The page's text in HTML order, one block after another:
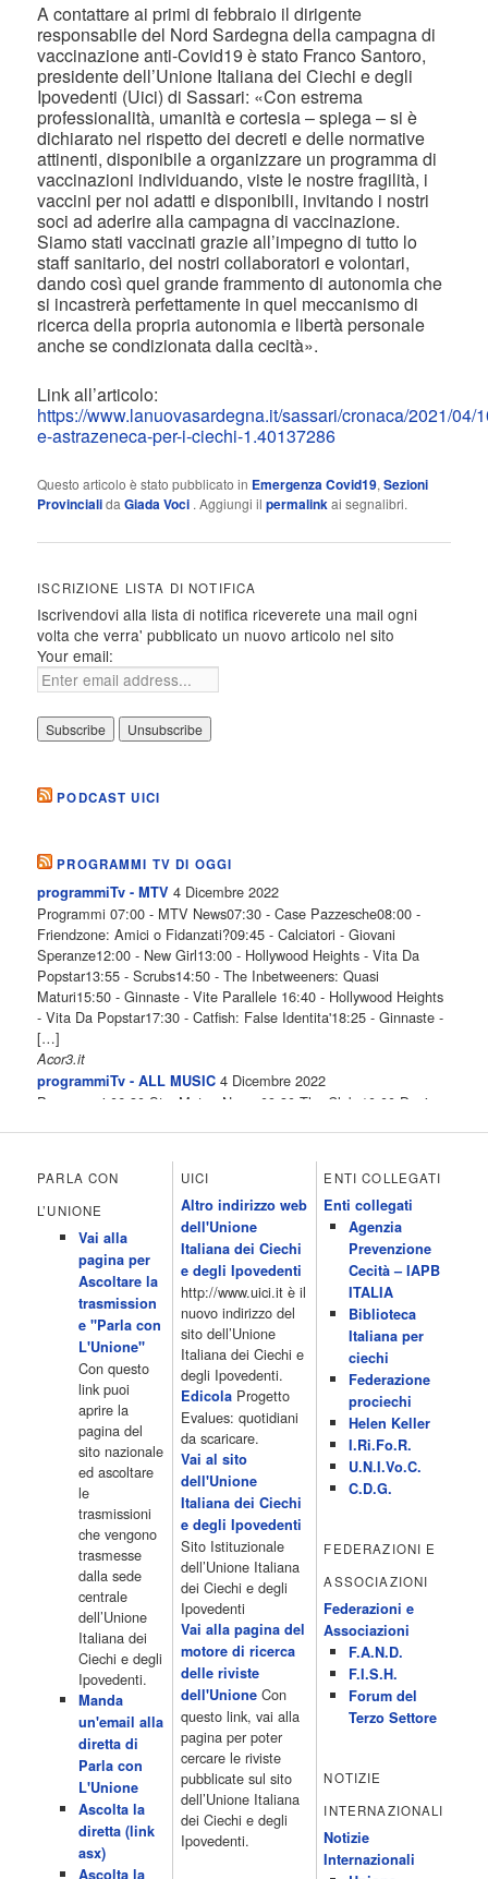
A contattare ai primi di febbraio il dirigente
responsabile del Nord Sardegna della campagna di
vaccinazione anti-Covid19 è stato Franco Santoro,
presidente dell’Unione Italiana dei Ciechi e degli
Ipovedenti (Uici) di Sassari: «Con estrema
professionalità, umanità e cortesia – spiega – si è
dichiarato nel rispetto dei decreti e delle normative
attinenti, disponibile a organizzare un programma di
vaccinazioni individuando, viste le nostre fragilità, i
vaccini per noi adatti e disponibili, invitando i nostri
soci ad aderire alla campagna di vaccinazione.
Siamo stati vaccinati grazie all’impegno di tutto lo
staff sanitario, dei nostri collaboratori e volontari,
dando così quel grande frammento di autonomia che
si incastrerà perfettamente in quel meccanismo di
ricerca della propria autonomia e libertà personale
anche se condizionata dalla cecità».
Link all’articolo:
https://www.lanuovasardegna.it/sassari/cronaca/2021/04/
e-astrazeneca-per-i-ciechi-1.40137286
Questo articolo è stato pubblicato in Emergenza Covid19,Sezioni
ProvincialidaGiada Voci . Aggiungi ilpermalinkai segnalibri.
ISCRIZIONE LISTA DI NOTIFICA
Iscrivendovi alla lista di notifica riceverete una mail ogni
volta che verra' pubblicato un nuovo articolo nel sito
Your email:
PODCAST UICI
PROGRAMMI TV DI OGGI
programmiTv - MTV 4 Dicembre 2022
Programmi 07:00 - MTV News07:30 - Case Pazzesche08:00 -
Friendzone: Amici o Fidanzati?09:45 - Calciatori - Giovani
Speranze12:00 - New Girl13:00 - Hollywood Heights - Vita Da
Popstar13:55 - Scrubs14:50 - The Inbetweeners: Quasi
Maturi15:50 - Ginnaste - Vite Parallele 16:40 - Hollywood Heights
- Vita Da Popstar17:30 - Catfish: False Identita'18:25 - Ginnaste -
[…]
Acor3.it
programmiTv - ALL MUSIC 4 Dicembre 2022
Programmi 06.30 Star.Meteo.News 09.30 The Club 10.00 Deejay
All News 16.05 Rotazione musicale 19.00 All News 19.05 The
Club 19.30 19.30 Human Guinea Pigs 20.00 Inbox 21.00 Code
Monkeys 21.30 Sons of Butcher […]
programmiTv - ITALIA 1 4 Dicembre 2022
Programmi 06.35 Cartoni Animati 09.05 Telefilm:Starsky & Hutch
10.10 Telefilm:Supercar 12.15 12.15 Secondo voi 12.25 Studio
Aperto 13.00 Studio Sport 13.40 Cartoni animati 14.30 I Simpson
15.00 Telefilm:Paso adelante 15.55 15.55 Telefilm:Wildfire 16.50
Cartoni animati 18.30 Studio Aperto 19.05 Don Luca c'� 19.35
19.35 Medici miei 20.05 Camera caf� 20.30 La ruota della
fortuna 21.10 […]
Acor3.it
programmiTv - LA 7
4 Dicembre 2022
Programmi 06:00 - Tg La7/meteo/oroscopo/traffico06:55 - Movie
Flash07:00 - Omnibus ? Rassegna stampa07:30 - Tg La707:50 -
Omnibus09:50 - Coffee Break11:00 - L?aria che tira12:25 - I
men� di Benedetta13:30 - Tg La714:00 - Tg La7 Cronache14:40 -
Telefilm: Le strade di San Francisco - Omicidio di primo grado -
Una scuola di paura 16:30 […]
Acor3.it
programmiTv - CANALE 5 4 Dicembre 2022
Programmi 2/3 06.00 TG5/Traffico/Meteo/Borse e monete 08.00
TG5 Mattina 08.40 Mattino Cinque(TG5-Ore 10) 11.00 Forum
13.00 2/3 13.00 TG5 13.40 Beautiful 14.10 Centovetrine 14.45
Uomini e donne 16.15 2/3 16.15 Amici 16.55 Pomeriggio
cinque(All'interno: TG5-5 minuti 17.55) 18.50 Chi vuol essere
milionario 20.00 2/3 20.00 TG5 20.30 Striscia la notizia 21.10
Telefilm:Amiche mie 23.30 2/3 […]
Acor3.it
programmiTv - RETE 4 4 Dicembre 2022
Programmi 05.40 TG4-Rassegna stampa 05.55 Secondo
voi/Peste e corna e.. 06.05 Telefilm:Chips/Mediashopping 07.30
Telefilm:Charlie's Angels 08.30 Telefilm:Hunter 09.30 Febbre
PARLA CON
L’UNIONE
Vai alla
pagina per
Ascoltare la
trasmission
e "Parla con
L'Unione"
Con questo
link puoi
aprire la
pagina del
sito nazionale
ed ascoltare
le
trasmissioni
che vengono
trasmesse
dalla sede
centrale
dell’Unione
Italiana dei
Ciechi e degli
Ipovedenti.
Manda
un'email alla
diretta di
Parla con
L'Unione
Ascolta la
diretta (link
asx)
Ascolta la
UICI
Altro indirizzo web
dell'Unione
Italiana dei Ciechi
e degli Ipovedenti
http://www.uici.it è il
nuovo indirizzo del
sito dell’Unione
Italiana dei Ciechi e
degli Ipovedenti.
EdicolaProgetto
Evalues: quotidiani
da scaricare.
Vai al sito
dell'Unione
Italiana dei Ciechi
e degli Ipovedenti
Sito Istituzionale
dell’Unione Italiana
dei Ciechi e degli
Ipovedenti
Vai alla pagina del
motore di ricerca
delle riviste
dell'UnioneCon
questo link, vai alla
pagina per poter
cercare le riviste
pubblicate sul sito
dell’Unione Italiana
dei Ciechi e degli
Ipovedenti.
ENTI COLLEGATI
Enti collegati
Agenzia
Prevenzione
Cecità – IAPB
ITALIA
Biblioteca
Italiana per
ciechi
Federazione
prociechi
Helen Keller
I.Ri.Fo.R.
U.N.I.Vo.C.
C.D.G.
FEDERAZIONI E
ASSOCIAZIONI
Federazioni e
Associazioni
F.A.N.D.
F.I.S.H.
Forum del
Terzo Settore
NOTIZIE
INTERNAZIONALI
Notizie
Internazionali